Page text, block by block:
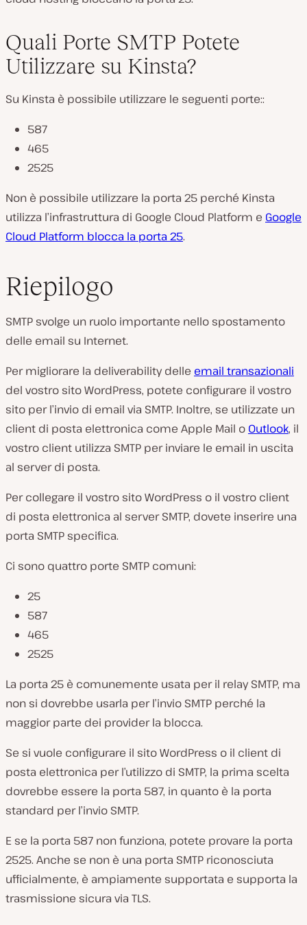
Quali Porte SMTP Potete
Utilizzare su Kinsta?
Su Kinsta è possibile utilizzare le seguenti porte::
587
465
2525
Non è possibile utilizzare la porta 25 perché Kinsta
utilizza l’infrastruttura di Google Cloud Platform e Google
Cloud Platform blocca la porta 25.
Riepilogo
SMTP svolge un ruolo importante nello spostamento
delle email su Internet.
Per migliorare la deliverability delle email transazionali
del vostro sito WordPress, potete configurare il vostro
sito per l’invio di email via SMTP. Inoltre, se utilizzate un
client di posta elettronica come Apple Mail o Outlook, il
vostro client utilizza SMTP per inviare le email in uscita
al server di posta.
Per collegare il vostro sito WordPress o il vostro client
di posta elettronica al server SMTP, dovete inserire una
porta SMTP specifica.
Ci sono quattro porte SMTP comuni:
25
587
465
2525
La porta 25 è comunemente usata per il relay SMTP, ma
non si dovrebbe usarla per l’invio SMTP perché la
maggior parte dei provider la blocca.
Se si vuole configurare il sito WordPress o il client di
posta elettronica per l’utilizzo di SMTP, la prima scelta
dovrebbe essere la porta 587, in quanto è la porta
standard per l’invio SMTP.
E se la porta 587 non funziona, potete provare la porta
2525. Anche se non è una porta SMTP riconosciuta
ufficialmente, è ampiamente supportata e supporta la
trasmissione sicura via TLS.